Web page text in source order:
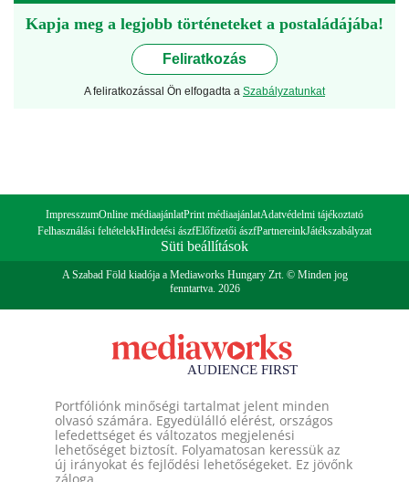
Kapja meg a legjobb történeteket a postaládájába!
Feliratkozás
A feliratkozással Ön elfogadta a Szabályzatunkat
ImpresszumOnline médiaajánlatPrint médiaajánlatAdatvédelmi tájékoztató
Felhasználási feltételekHirdetési ászfElőfizetői ászfPartnereinkJátékszabályzat
Süti beállítások
A Szabad Föld kiadója a Mediaworks Hungary Zrt. © Minden jog
fenntartva. 2026
Portfóliónk minőségi tartalmat jelent minden
olvasó számára. Egyedülálló elérést, országos
lefedettséget és változatos megjelenési
lehetőséget biztosít. Folyamatosan keressük az
új irányokat és fejlődési lehetőségeket. Ez jövőnk